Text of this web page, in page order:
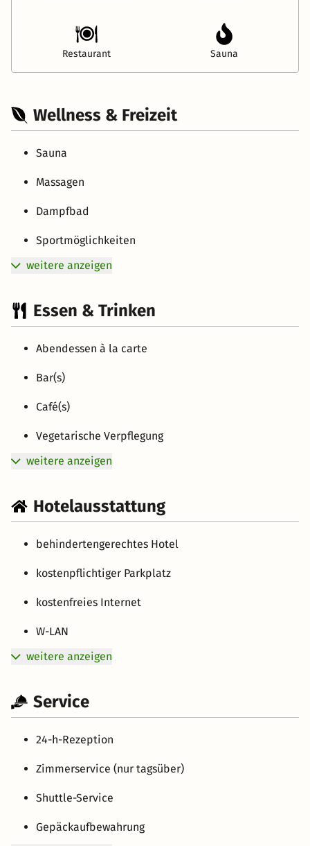
Restaurant Sauna
Wellness & Freizeit
Sauna
Massagen
Dampfbad
Sportmöglichkeiten
weitere anzeigen
Essen & Trinken
Abendessen à la carte
Bar(s)
Café(s)
Vegetarische Verpflegung
weitere anzeigen
Hotelausstattung
behindertengerechtes Hotel
kostenpflichtiger Parkplatz
kostenfreies Internet
W-LAN
weitere anzeigen
Service
24-h-Rezeption
Zimmerservice (nur tagsüber)
Shuttle-Service
Gepäckaufbewahrung